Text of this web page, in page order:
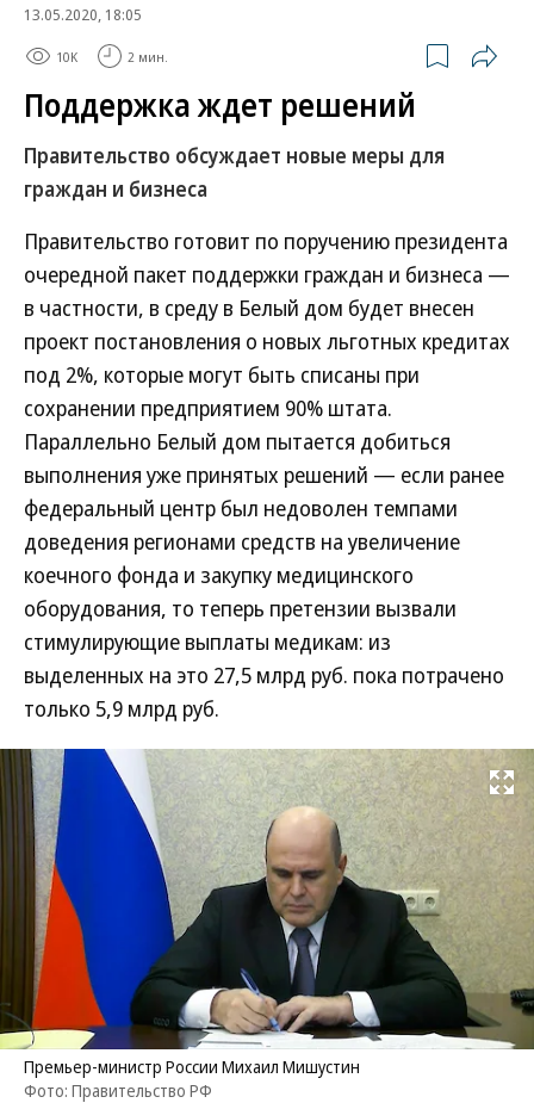
13.05.2020, 18:05
10K 2 мин.
Поддержка ждет решений
Правительство обсуждает новые меры для
граждан и бизнеса
Правительство готовит по поручению президента
очередной пакет поддержки граждан и бизнеса —
в частности, в среду в Белый дом будет внесен
проект постановления о новых льготных кредитах
под 2%, которые могут быть списаны при
сохранении предприятием 90% штата.
Параллельно Белый дом пытается добиться
выполнения уже принятых решений — если ранее
федеральный центр был недоволен темпами
доведения регионами средств на увеличение
коечного фонда и закупку медицинского
оборудования, то теперь претензии вызвали
стимулирующие выплаты медикам: из
выделенных на это 27,5 млрд руб. пока потрачено
только 5,9 млрд руб.
Развернуть
Премьер-министр России Михаил Мишустин
Фото: Правительство РФ